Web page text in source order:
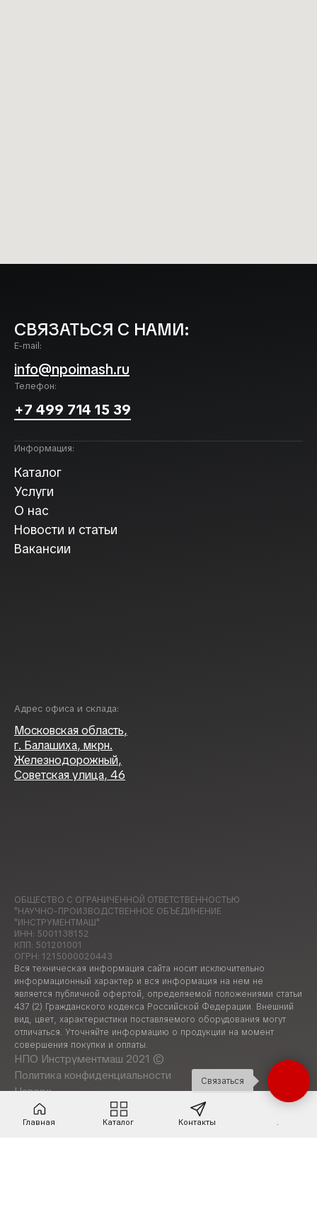
Главная Каталог Контакты
СВЯЗАТЬСЯ С НАМИ:
E-mail:
info@npoimash.ru
Телефон:
+7 499 714 15 39
Информация:
Каталог
Услуги
О нас
Новости и статьи
Вакансии
Адрес офиса и склада:
Московская область,
г. Балашиха, мкрн.
Железнодорожный,
Советская улица, 46
ОБЩЕСТВО С ОГРАНИЧЕННОЙ ОТВЕТСТВЕННОСТЬЮ
"НАУЧНО-ПРОИЗВОДСТВЕННОЕ ОБЪЕДИНЕНИЕ
"ИНСТРУМЕНТМАШ"
ИНН: 5001138152
КПП: 501201001
ОГРН: 1215000020443
Вся техническая информация сайта носит исключительно
информационный характер и вся информация на нем не
является публичной офертой, определяемой положениями статьи
437 (2) Гражданского кодекса Российской Федерации. Внешний
вид, цвет, характеристики поставляемого оборудования могут
отличаться. Уточняйте информацию о продукции на момент
совершения покупки и оплаты.
НПО Инструментмаш 2021 ©
Политика конфиденциальности
Наверх
Связаться